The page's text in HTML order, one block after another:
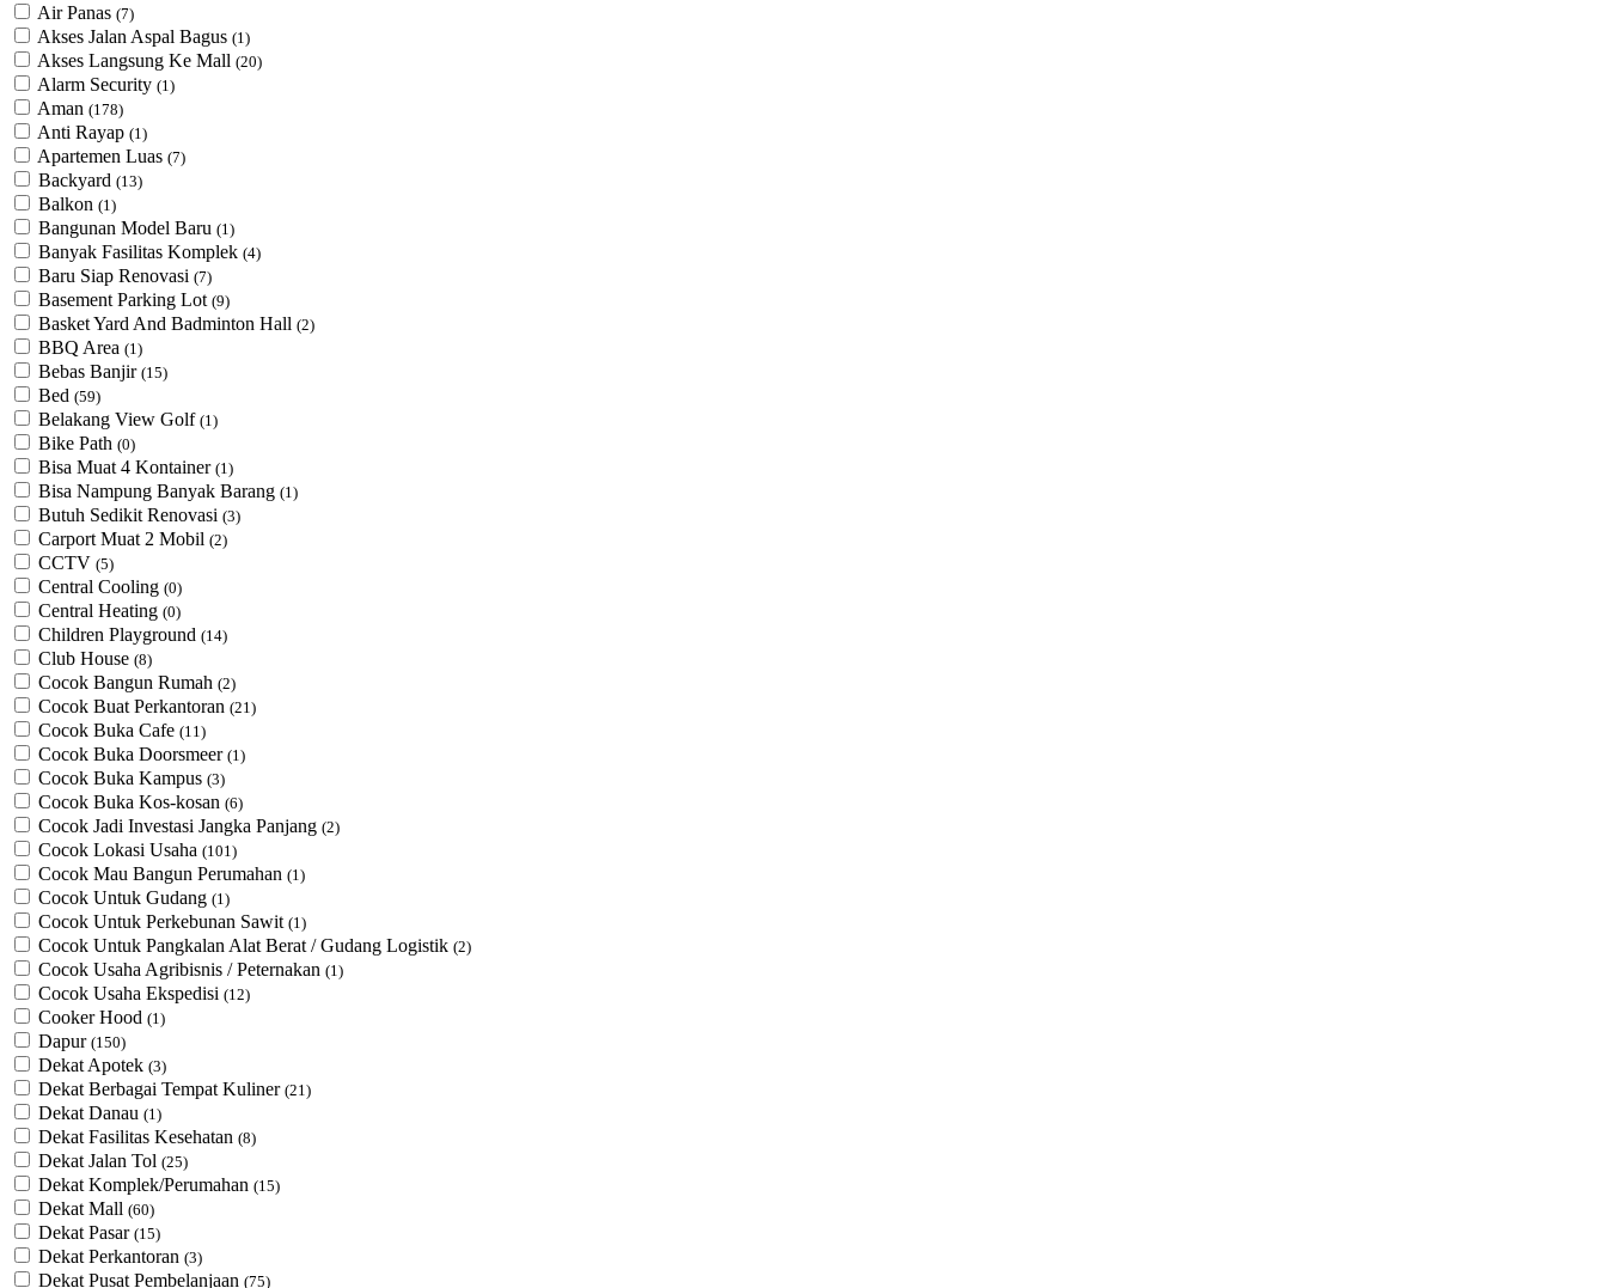
Air Panas (7)
Akses Jalan Aspal Bagus (1)
Akses Langsung Ke Mall (20)
Alarm Security (1)
Aman (178)
Anti Rayap (1)
Apartemen Luas (7)
Backyard (13)
Balkon (1)
Bangunan Model Baru (1)
Banyak Fasilitas Komplek (4)
Baru Siap Renovasi (7)
Basement Parking Lot (9)
Basket Yard And Badminton Hall (2)
BBQ Area (1)
Bebas Banjir (15)
Bed (59)
Belakang View Golf (1)
Bike Path (0)
Bisa Muat 4 Kontainer (1)
Bisa Nampung Banyak Barang (1)
Butuh Sedikit Renovasi (3)
Carport Muat 2 Mobil (2)
CCTV (5)
Central Cooling (0)
Central Heating (0)
Children Playground (14)
Club House (8)
Cocok Bangun Rumah (2)
Cocok Buat Perkantoran (21)
Cocok Buka Cafe (11)
Cocok Buka Doorsmeer (1)
Cocok Buka Kampus (3)
Cocok Buka Kos-kosan (6)
Cocok Jadi Investasi Jangka Panjang (2)
Cocok Lokasi Usaha (101)
Cocok Mau Bangun Perumahan (1)
Cocok Untuk Gudang (1)
Cocok Untuk Perkebunan Sawit (1)
Cocok Untuk ​Pangkalan Alat Berat / Gudang Logistik (2)
Cocok Usaha Agribisnis / Peternakan (1)
Cocok Usaha Ekspedisi (12)
Cooker Hood (1)
Dapur (150)
Dekat Apotek (3)
Dekat Berbagai Tempat Kuliner (21)
Dekat Danau (1)
Dekat Fasilitas Kesehatan (8)
Dekat Jalan Tol (25)
Dekat Komplek/Perumahan (15)
Dekat Mall (60)
Dekat Pasar (15)
Dekat Perkantoran (3)
Dekat Pusat Pembelanjaan (75)